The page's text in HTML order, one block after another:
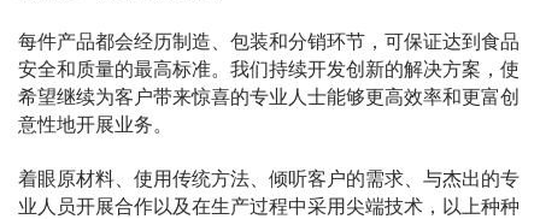
每件产品都会经历制造、包装和分销环节，可保证达到食品
安全和质量的最高标准。我们持续开发创新的解决方案，使
希望继续为客户带来惊喜的专业人士能够更高效率和更富创
意性地开展业务。
着眼原材料、使用传统方法、倾听客户的需求、与杰出的专
业人员开展合作以及在生产过程中采用尖端技术，以上种种